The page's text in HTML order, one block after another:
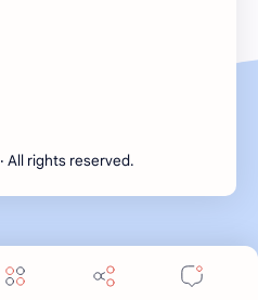
‧ All rights reserved.